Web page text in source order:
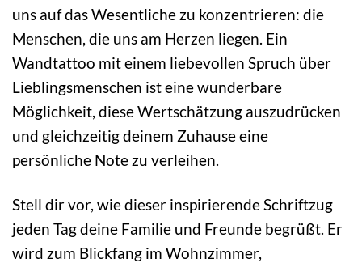
uns auf das Wesentliche zu konzentrieren: die
Menschen, die uns am Herzen liegen. Ein
Wandtattoo mit einem liebevollen Spruch über
Lieblingsmenschen ist eine wunderbare
Möglichkeit, diese Wertschätzung auszudrücken
und gleichzeitig deinem Zuhause eine
persönliche Note zu verleihen.
Stell dir vor, wie dieser inspirierende Schriftzug
jeden Tag deine Familie und Freunde begrüßt. Er
wird zum Blickfang im Wohnzimmer,